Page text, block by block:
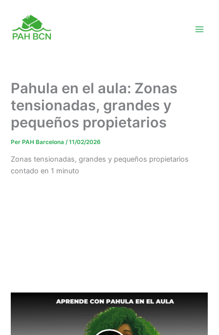
contingut
Pahula en el aula: Zonas
tensionadas, grandes y
pequeños propietarios
Per PAH Barcelona/11/02/2026
Zonas tensionadas, grandes y pequeños propietarios
contado en 1 minuto
Seguro que Paula te ha encantado por su claridad y